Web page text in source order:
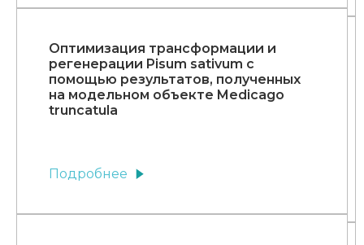
Оптимизация трансформации и
регенерации Pisum sativum с
помощью результатов, полученных
на модельном объекте Medicago
truncatula
Подробнее